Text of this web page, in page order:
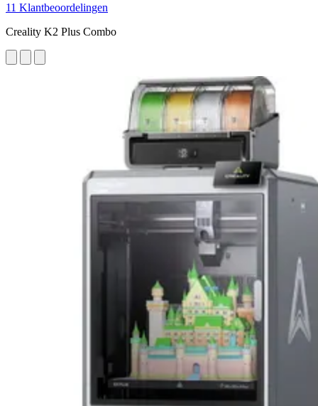
11 Klantbeoordelingen
Creality K2 Plus Combo